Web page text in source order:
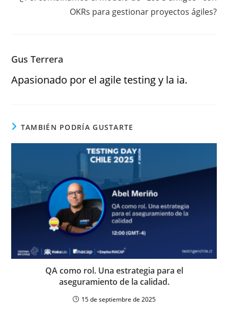
OKRs para gestionar proyectos ágiles?
Gus Terrera
Apasionado por el agile testing y la ia.
TAMBIÉN PODRÍA GUSTARTE
QA como rol. Una estrategia para el
aseguramiento de la calidad.
15 de septiembre de 2025